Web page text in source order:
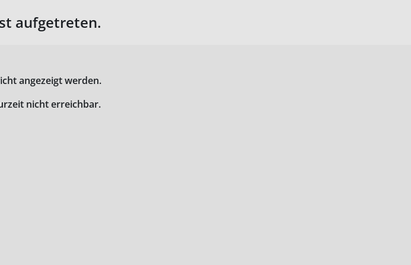
aufgetreten.
angezeigt werden.
nicht erreichbar.